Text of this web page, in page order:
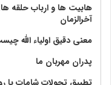
هابیت ها و ارباب حلقه
آخرالزمان
معنی دقیق اولیاء الله
پدران مهربان ما